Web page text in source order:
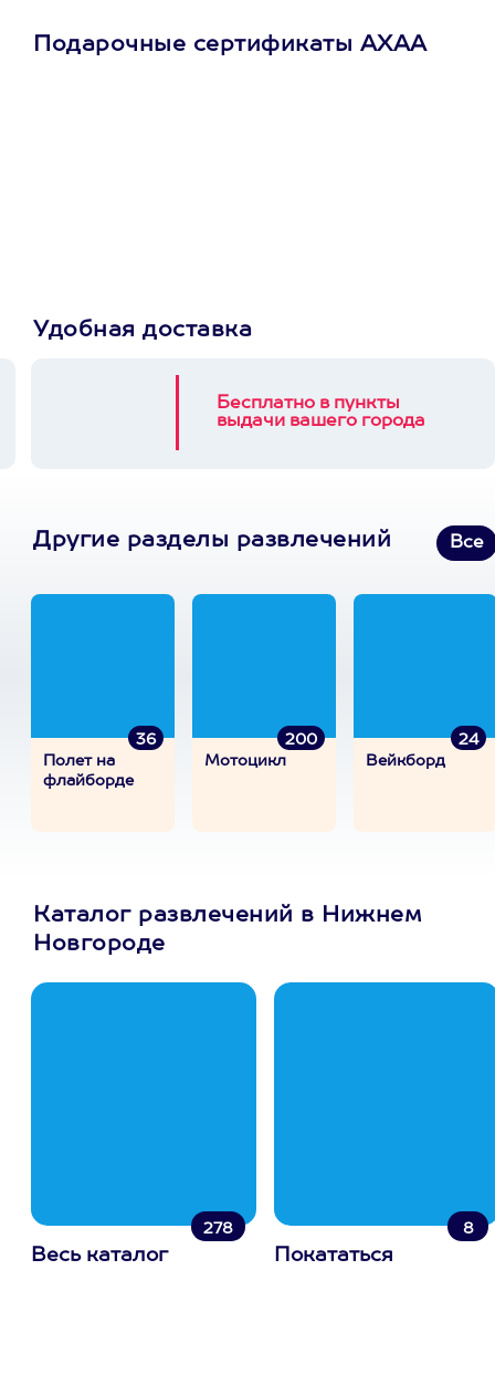
Подарочные сертификаты АХАА
Удобная доставка
Бесплатно в пункты
выдачи вашего города
Другие разделы развлечений Все
36
Полет на
флайборде
200
Мотоцикл
24
Вейкборд
Каталог развлечений в Нижнем
Новгороде
278
Весь каталог
8
Покататься